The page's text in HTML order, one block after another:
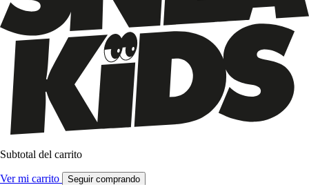
Subtotal del carrito
Ver mi carrito Seguir comprando